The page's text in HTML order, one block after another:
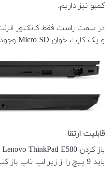
کمبو نیز داریم.
و یک کارت خوان Micro SD وجود دارد.
قابلیت ارتقا
باید 9 پیچ را از زیر لپ تاپ باز کنید.